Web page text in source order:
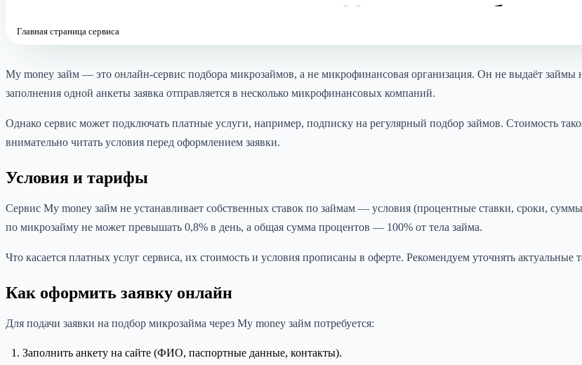
Главная страница сервиса
My money займ — это онлайн-сервис подбора микрозаймов, а не микрофинансовая организация. Он не выдаёт
заполнения одной анкеты заявка отправляется в несколько микрофинансовых компаний.
Однако сервис может подключать платные услуги, например, подписку на регулярный подбор займов. Стоимость
внимательно читать условия перед оформлением заявки.
Условия и тарифы
Сервис My money займ не устанавливает собственных ставок по займам — условия (процентные ставки, сроки,
по микрозайму не может превышать 0,8% в день, а общая сумма процентов — 100% от тела займа.
Что касается платных услуг сервиса, их стоимость и условия прописаны в оферте. Рекомендуем уточнять
Как оформить заявку онлайн
Для подачи заявки на подбор микрозайма через My money займ потребуется:
Заполнить анкету на сайте (ФИО, паспортные данные, контакты).